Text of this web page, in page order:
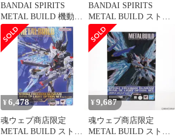
BANDAI SPIRITS
METAL BUILD 機動戦
士ガンダムSEED
DESTINY ストライクフ
リーダムガンダム 光の
翼オプションセット
SOUL BLUE Ver
BANDAI SPIRITS
METAL BUILD ストラ
イクフリーダムガンダ
ム 光の翼オプションセ
ット SOUL BLUE Ver
¥ 6,478
魂ウェブ商店限定
METAL BUILD ストラ
¥9,687
魂ウェブ商店限定
METAL BUILD ストラ